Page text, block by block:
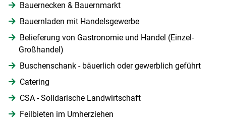
Bauernecken & Bauernmarkt
Bauernladen mit Handelsgewerbe
Belieferung von Gastronomie und Handel (Einzel-
Großhandel)
Buschenschank - bäuerlich oder gewerblich geführt
Catering
CSA - Solidarische Landwirtschaft
Feilbieten im Umherziehen